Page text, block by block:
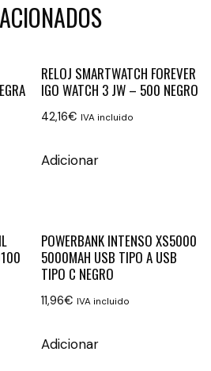
RELOJ SMARTWATCH FOREVER
IGO WATCH 3 JW – 500 NEGRO
42,16€ IVA incluido
Adicionar
POWERBANK INTENSO XS5000
5000MAH USB TIPO A USB
TIPO C NEGRO
11,96€ IVA incluido
Adicionar